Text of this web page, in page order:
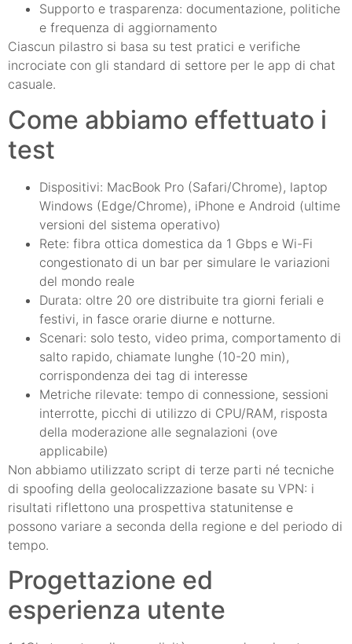
Supporto e trasparenza: documentazione, politiche
e frequenza di aggiornamento
Ciascun pilastro si basa su test pratici e verifiche
incrociate con gli standard di settore per le app di chat
casuale.
Come abbiamo effettuato i
test
Dispositivi: MacBook Pro (Safari/Chrome), laptop
Windows (Edge/Chrome), iPhone e Android (ultime
versioni del sistema operativo)
Rete: fibra ottica domestica da 1 Gbps e Wi-Fi
congestionato di un bar per simulare le variazioni
del mondo reale
Durata: oltre 20 ore distribuite tra giorni feriali e
festivi, in fasce orarie diurne e notturne.
Scenari: solo testo, video prima, comportamento di
salto rapido, chiamate lunghe (10-20 min),
corrispondenza dei tag di interesse
Metriche rilevate: tempo di connessione, sessioni
interrotte, picchi di utilizzo di CPU/RAM, risposta
della moderazione alle segnalazioni (ove
applicabile)
Non abbiamo utilizzato script di terze parti né tecniche
di spoofing della geolocalizzazione basate su VPN: i
risultati riflettono una prospettiva statunitense e
possono variare a seconda della regione e del periodo di
tempo.
Progettazione ed
esperienza utente